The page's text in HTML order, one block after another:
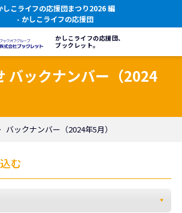
しこライフの応援団まつり2026 編
- かしこライフの応援団
かしこライフの応援団、
ブックレット。
バックナンバー（2024
バックナンバー（2024年5月）
む